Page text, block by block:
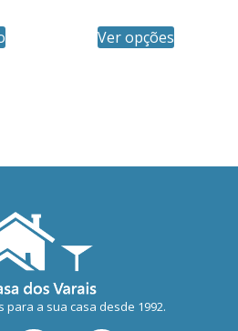
Ver opções
para a sua casa desde 1992.